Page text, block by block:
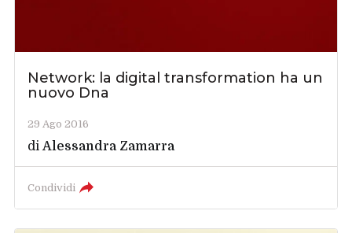
Network: la digital transformation ha un
nuovo Dna
29 Ago 2016
diAlessandra Zamarra
Condividi